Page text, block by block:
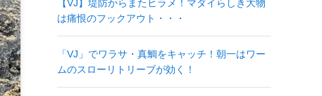
【VJ】堤防からまたヒラメ！マダイらしき大物
は痛恨のフックアウト・・・
「VJ」でワラサ・真鯛をキャッチ！朝一はワー
ムのスローリトリーブが効く！